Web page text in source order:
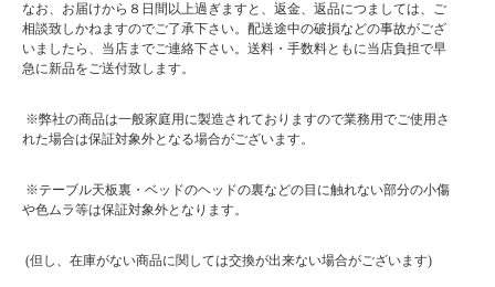
なお、お届けから８日間以上過ぎますと、返金、返品につましては、ご
相談致しかねますのでご了承下さい。配送途中の破損などの事故がござ
いましたら、当店までご連絡下さい。送料・手数料ともに当店負担で早
急に新品をご送付致します。
※弊社の商品は一般家庭用に製造されておりますので業務用でご使用さ
れた場合は保証対象外となる場合がございます。
※テーブル天板裏・ベッドのヘッドの裏などの目に触れない部分の小傷
や色ムラ等は保証対象外となります。
(但し、在庫がない商品に関しては交換が出来ない場合がございます)